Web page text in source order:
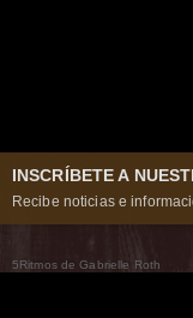
INSCRÍBETE A
Recibe noticias e
5Ritmos de Gabrielle Roth